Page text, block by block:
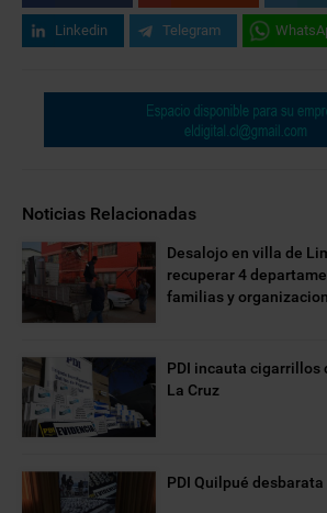
Linkedin Telegram
Noticias Relacionadas
Desalojo en villa de
recuperar 4
familias y
PDI incauta cigarrillos
La Cruz
PDI Quilpué